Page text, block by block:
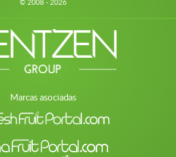
© 2008 - 2026
Marcas asociadas